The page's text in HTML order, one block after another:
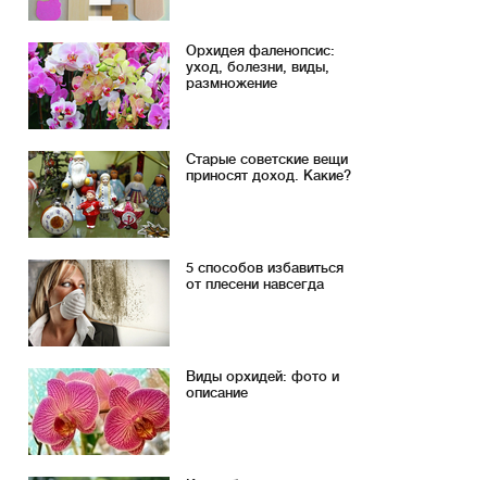
Орхидея фаленопсис:
уход, болезни, виды,
размножение
Старые советские вещи
приносят доход. Какие?
5 способов избавиться
от плесени навсегда
Виды орхидей: фото и
описание